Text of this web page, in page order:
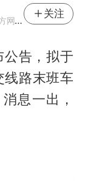
号
关注
公告，拟于
线路末班车
息一出，